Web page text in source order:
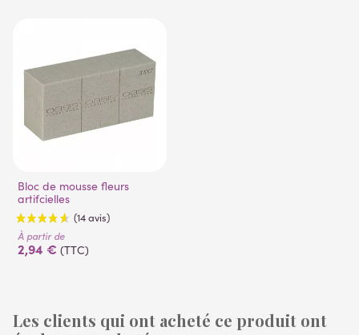
Bloc de mousse fleurs
artifcielles
À partir de
2,94 € (TTC)
Les clients qui ont acheté ce produit ont